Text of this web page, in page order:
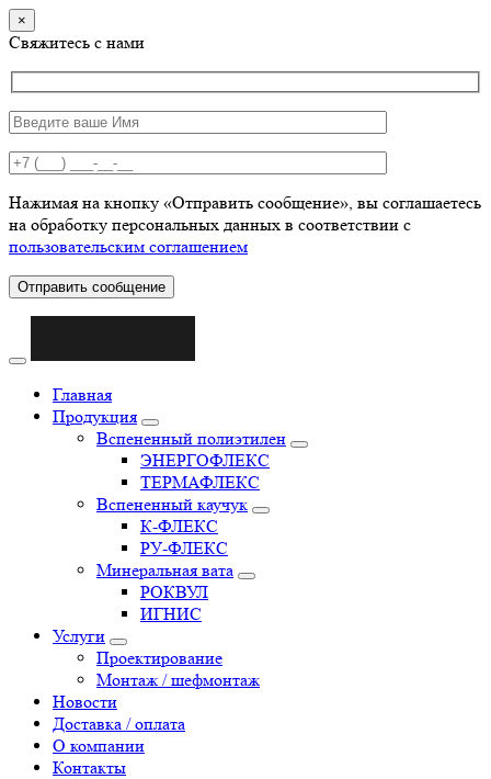
×
Свяжитесь с нами
Нажимая на кнопку «Отправить сообщение», вы соглашаетесь
на обработку персональных данных в соответствии с
пользовательским соглашением
Отправить сообщение
Главная
Продукция
Вспененный полиэтилен
ЭНЕРГОФЛЕКС
ТЕРМАФЛЕКС
Вспененный каучук
К-ФЛЕКС
РУ-ФЛЕКС
Минеральная вата
РОКВУЛ
ИГНИС
Услуги
Проектирование
Монтаж / шефмонтаж
Новости
Доставка / оплата
О компании
Контакты